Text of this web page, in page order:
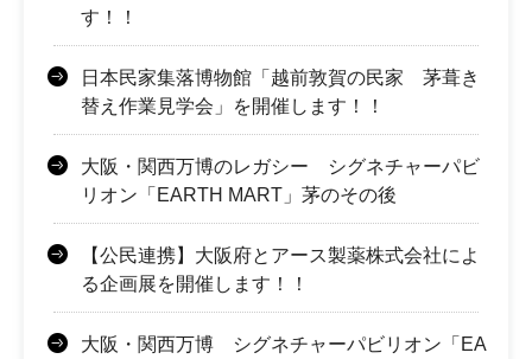
す！！
日本民家集落博物館「越前敦賀の民家 茅葺き
替え作業見学会」を開催します！！
大阪・関西万博のレガシー シグネチャーパビ
リオン「EARTH MART」茅のその後
【公民連携】大阪府とアース製薬株式会社によ
る企画展を開催します！！
大阪・関西万博 シグネチャーパビリオン「EA